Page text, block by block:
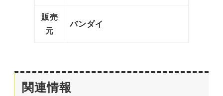
販売
元
バンダイ
関連情報